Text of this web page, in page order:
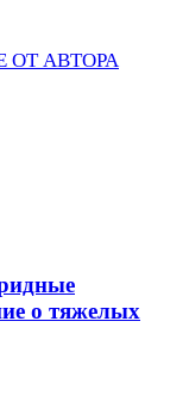
ОТ АВТОРА
о тяжелых